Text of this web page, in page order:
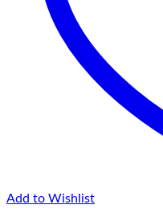
Add to Wishlist